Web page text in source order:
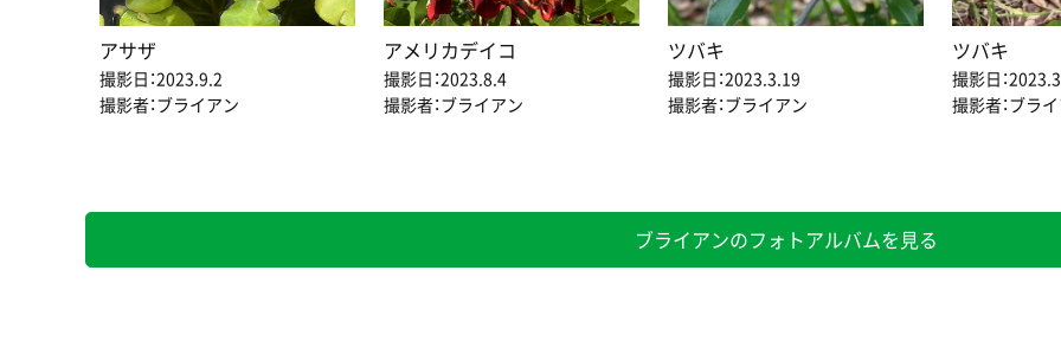
アサザ
撮影日：2023.9.2
撮影者：ブライアン
アメリカデイコ
撮影日：2023.8.4
撮影者：ブライアン
ツバキ
撮影日：2023.3.19
撮影者：ブライアン
ツバキ
撮影日：
撮影者：ブラ
ブライアンのフォトアルバムを見る